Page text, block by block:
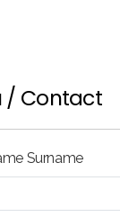
/ Contact
Surname